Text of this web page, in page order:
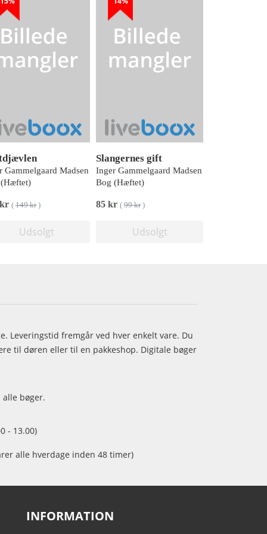
Gammelgaard Madsen
( 149 kr)
Udsolgt
Slangernes gift
Inger Gammelgaard Madsen
Bog (Hæftet)
85 kr ( 99 kr)
Udsolgt
Leveringstid fremgår ved hver enkelt vare. Du
til døren eller til en pakkeshop. Digitale bøger
bøger.
- 13.00)
alle hverdage inden 48 timer)
INFORMATION